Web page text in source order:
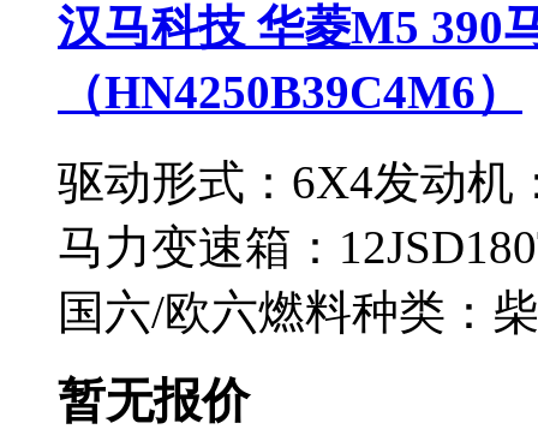
汉马科技 华菱M5 390
（HN4250B39C4M6）
驱动形式： 6X4发动机
马力变速箱：
国六/欧六燃料种类：
暂无报价